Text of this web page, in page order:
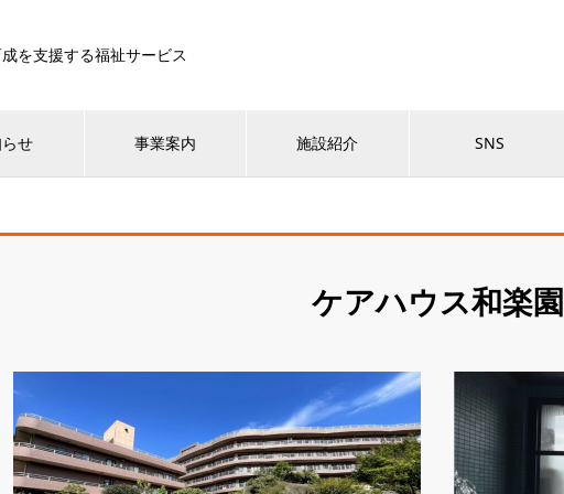
を支援する福祉サービス
せ 事業案内 施設紹介 SNS
ケアハウス和楽園